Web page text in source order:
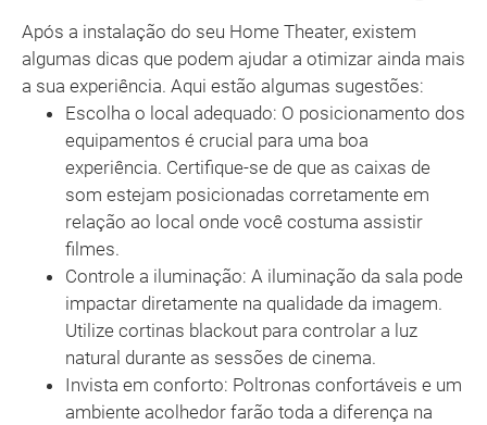
Após a instalação do seu Home Theater, existem
algumas dicas que podem ajudar a otimizar ainda mais
a sua experiência. Aqui estão algumas sugestões:
Escolha o local adequado: O posicionamento dos
equipamentos é crucial para uma boa
experiência. Certifique-se de que as caixas de
som estejam posicionadas corretamente em
relação ao local onde você costuma assistir
filmes.
Controle a iluminação: A iluminação da sala pode
impactar diretamente na qualidade da imagem.
Utilize cortinas blackout para controlar a luz
natural durante as sessões de cinema.
Invista em conforto: Poltronas confortáveis e um
ambiente acolhedor farão toda a diferença na